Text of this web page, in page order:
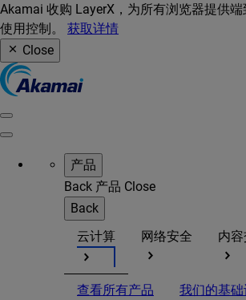
Akamai 收购 LayerX，为所有浏览器提供
使用控制。 获取详情
Close
产品
Back 产品 Close
Back
云计算
网络安全 内
查看所有产品 我们的基